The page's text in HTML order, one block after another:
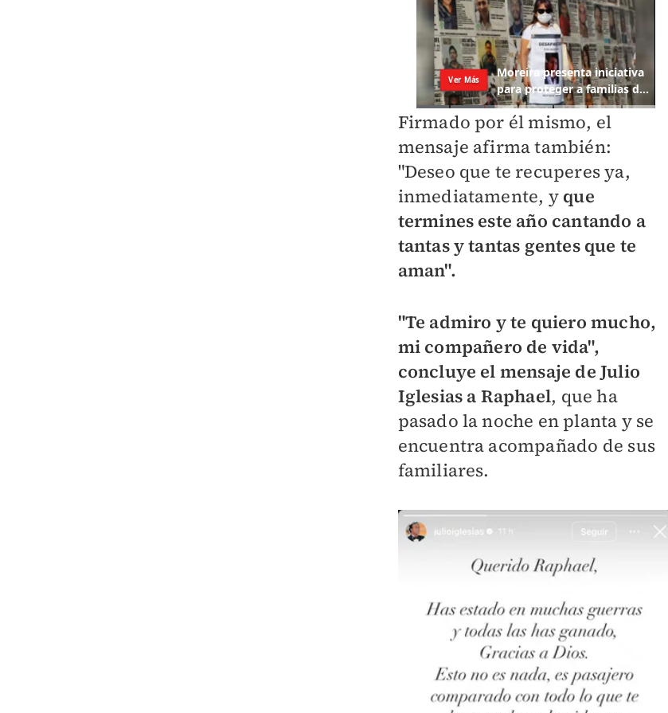
Firmado por él mismo, el
mensaje afirma también:
"Deseo que te recuperes ya,
inmediatamente, y que
termines este año cantando a
tantas y tantas gentes que te
aman".
"Te admiro y te quiero mucho,
mi compañero de vida",
concluye el mensaje de Julio
Iglesias a Raphael, que ha
pasado la noche en planta y se
encuentra acompañado de sus
familiares.